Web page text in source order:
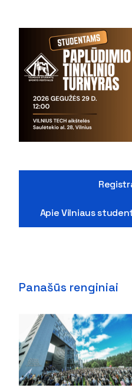
Apie Vilniaus
Panašūs renginiai